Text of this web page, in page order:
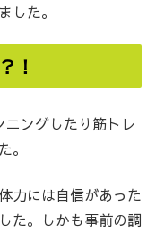
した。
！
ングしたり筋トレ
。
力には自信があった
た。しかも事前の調